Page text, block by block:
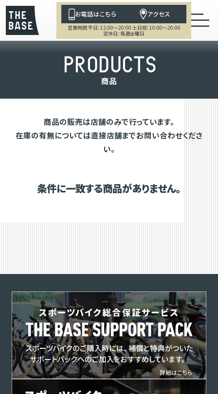
お電話はこちら アクセス
営業時間 平日：12:00～20:00 土日祝：10:00～20:00
定休日：毎週金曜日
PRODUCTS
商品
商品の販売は店舗のみで行っています。
在庫の有無については直接店舗までお問い合わせくださ
い。
条件に一致する商品がありません。